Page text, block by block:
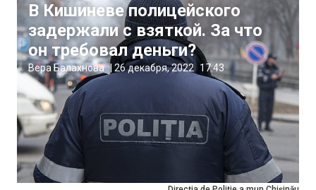
В Кишиневе полицейского
задержали с взяткой. За что
он требовал деньги?
Вера Балахнова | 26 декабря, 2022 17:43